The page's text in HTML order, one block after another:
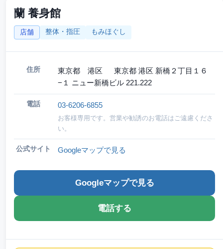
蘭 養身館
店舗 整体・指圧 もみほぐし
住所
東京都 港区 東京都 港区 新橋２丁目１６
−１ ニュー新橋ビル 221.222
電話 03-6206-6855
お客様専用です。営業や勧誘のお電話はご遠慮くださ
い。
公式サイト Googleマップで見る
Googleマップで見る
電話する